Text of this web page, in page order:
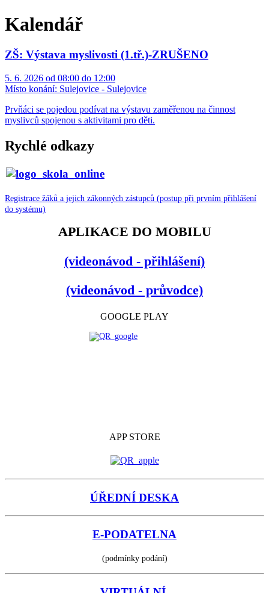
Kalendář
ZŠ: Výstava myslivosti (1.tř.)-ZRUŠENO
5. 6. 2026 od 08:00 do 12:00
Místo konání: Sulejovice - Sulejovice
Prvňáci se pojedou podívat na výstavu zaměřenou na činnost
myslivců spojenou s aktivitami pro děti.
Rychlé odkazy
Registrace žáků a jejich zákonných zástupců (postup při prvním přihlášení
do systému)
APLIKACE DO MOBILU
(videonávod - přihlášení)
(videonávod - průvodce)
GOOGLE PLAY
APP STORE
ÚŘEDNÍ DESKA
E-PODATELNA
(podmínky podání)